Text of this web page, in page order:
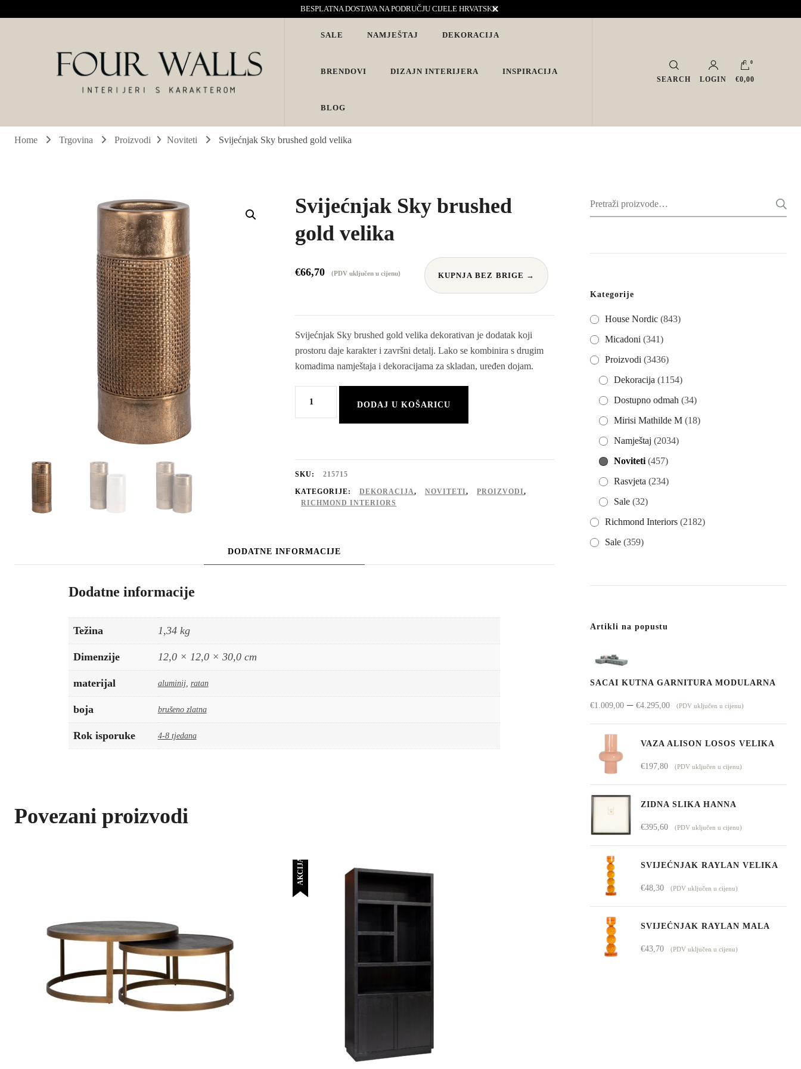
BESPLATNA DOSTAVA NA PODRUČJU CIJELE HRVATSKE
Four Walls
Sve za interijer po Vašoj mjeri. Salon namještaja, dekoracije i rasvjete. Interijeri s karakterom
SALE NAMJEŠTAJ DEKORACIJA
BRENDOVI DIZAJN INTERIJERA INSPIRACIJA
BLOG
SEARCH LOGIN
0
€0,00
Home Trgovina Proizvodi Noviteti Svijećnjak Sky brushed gold velika
Svijećnjak Sky brushed
gold velika
€66,70 (PDV uključen u cijenu) KUPNJA BEZ BRIGE →
Svijećnjak Sky brushed gold velika dekorativan je dodatak koji
prostoru daje karakter i završni detalj. Lako se kombinira s drugim
komadima namještaja i dekoracijama za skladan, uređen dojam.
Sky
velika
količina
DODAJ U KOŠARICU
SKU: 215715
KATEGORIJE: DEKORACIJA, NOVITETI, PROIZVODI,
RICHMOND INTERIORS
DODATNE INFORMACIJE
Dodatne informacije
Težina 1,34 kg
Dimenzije 12,0 × 12,0 × 30,0 cm
materijal aluminij, ratan
boja brušeno zlatna
Rok isporuke 4-8 tjedana
Povezani proizvodi
AKCIJA!
Pretraži:
Kategorije
House Nordic (843)
Micadoni (341)
Proizvodi (3436)
Dekoracija (1154)
Dostupno odmah (34)
Mirisi Mathilde M (18)
Namještaj (2034)
Noviteti (457)
Rasvjeta (234)
Sale (32)
Richmond Interiors (2182)
Sale (359)
Artikli na popustu
SACAI KUTNA GARNITURA MODULARNA
€1.009,00 – €4.295,00Raspon
cijena:
od
do
(PDV uključen u cijenu)
VAZA ALISON LOSOS VELIKA
€197,80 (PDV uključen u cijenu)
ZIDNA SLIKA HANNA
€395,60 (PDV uključen u cijenu)
SVIJEĆNJAK RAYLAN VELIKA
€48,30 (PDV uključen u cijenu)
SVIJEĆNJAK RAYLAN MALA
€43,70 (PDV uključen u cijenu)